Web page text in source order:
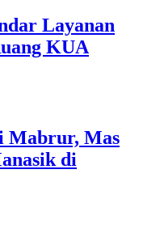
Layanan
KUA
Mabrur, Mas
di